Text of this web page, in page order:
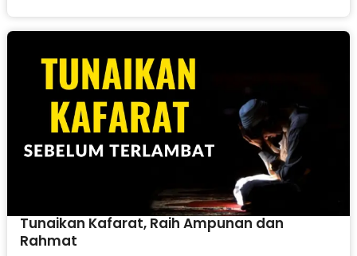
Tunaikan Kafarat, Raih Ampunan dan
Rahmat